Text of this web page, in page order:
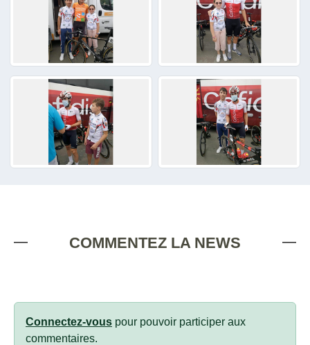
COMMENTEZ LA NEWS
Connectez-vous pour pouvoir participer aux
commentaires.